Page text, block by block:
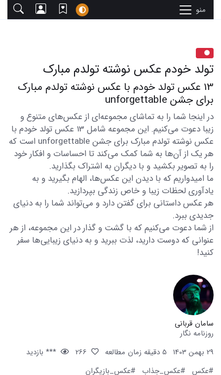
منو
تولد خودم عکس نوشته تولدم مبارک
13 عکس تولد خودم با عکس نوشته تولدم مبارک
برای جشن unforgettable
در اینجا شما را به تماشای مجموعه‌ای از عکس‌های متنوع و
زیبا دعوت می‌کنیم. این مجموعه شامل 13 عکس تولد خودم با
عکس نوشته تولدم مبارک برای جشن unforgettable است که
هر یک از آن‌ها به شما کمک می‌کند تا احساسات و افکار خود
را به تصویر بکشید و با دیگران به اشتراک بگذارید.
ما امیدواریم که با دیدن این عکس‌ها، الهام بگیرید و به
یادآوری لحظات زیبا و خاص زندگی بپردازید.
هر عکس داستانی برای گفتن دارد و می‌تواند شما را به دنیای
جدیدی ببرد.
از شما دعوت می‌کنیم که با گشت و گذار در این مجموعه، از هر
عنوانی که دوست دارید، لذت ببرید و به دنیای زیبایی‌ها سفر
کنید!
سامان قربانی
روزنامه نگار
29 بهمن 1403
5 دقیقه زمان مطالعه
*** بازدید
#عکس
#عکس_جذاب #عکس_بازیگران